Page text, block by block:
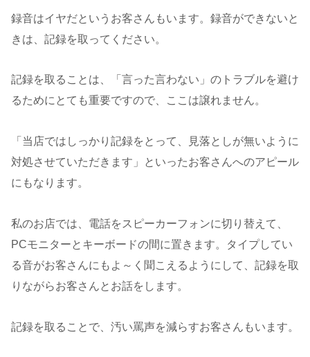
録音はイヤだというお客さんもいます。録音ができないと
きは、記録を取ってください。
記録を取ることは、「言った言わない」のトラブルを避け
るためにとても重要ですので、ここは譲れません。
「当店ではしっかり記録をとって、見落としが無いように
対処させていただきます」といったお客さんへのアピール
にもなります。
私のお店では、電話をスピーカーフォンに切り替えて、
PCモニターとキーボードの間に置きます。タイプしてい
る音がお客さんにもよ～く聞こえるようにして、記録を取
りながらお客さんとお話をします。
記録を取ることで、汚い罵声を減らすお客さんもいます。